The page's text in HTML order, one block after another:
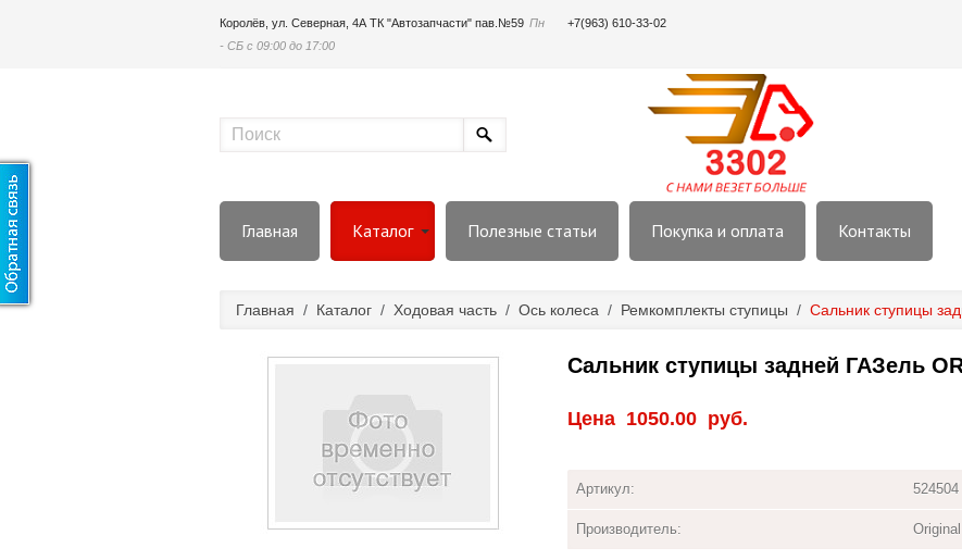
Королёв, ул. Северная, 4А ТК "Автозапчасти" пав.№59 Пн
- СБ с 09:00 до 17:00
+7(963) 610-33-02
Главная Каталог Полезные статьи Покупка и оплата Контакты
Главная / Каталог / Ходовая часть / Ось колеса / Ремкомплекты ступицы / Сальник ступицы
Сальник ступицы задней ГАЗель
Цена 1050.00 руб.
Артикул: 524504
Производитель: Original